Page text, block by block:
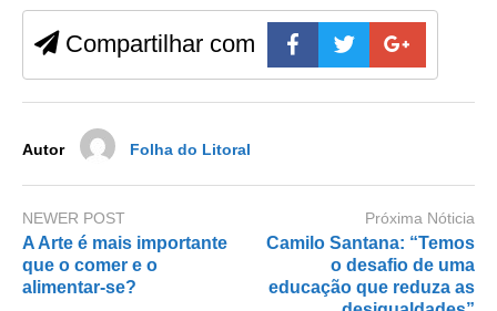
b
o
o
d
o
n
Compartilhar com
Autor Folha do Litoral
NEWER POST
A Arte é mais importante
que o comer e o
alimentar-se?
Próxima Nóticia
Camilo Santana: “Temos
o desafio de uma
educação que reduza as